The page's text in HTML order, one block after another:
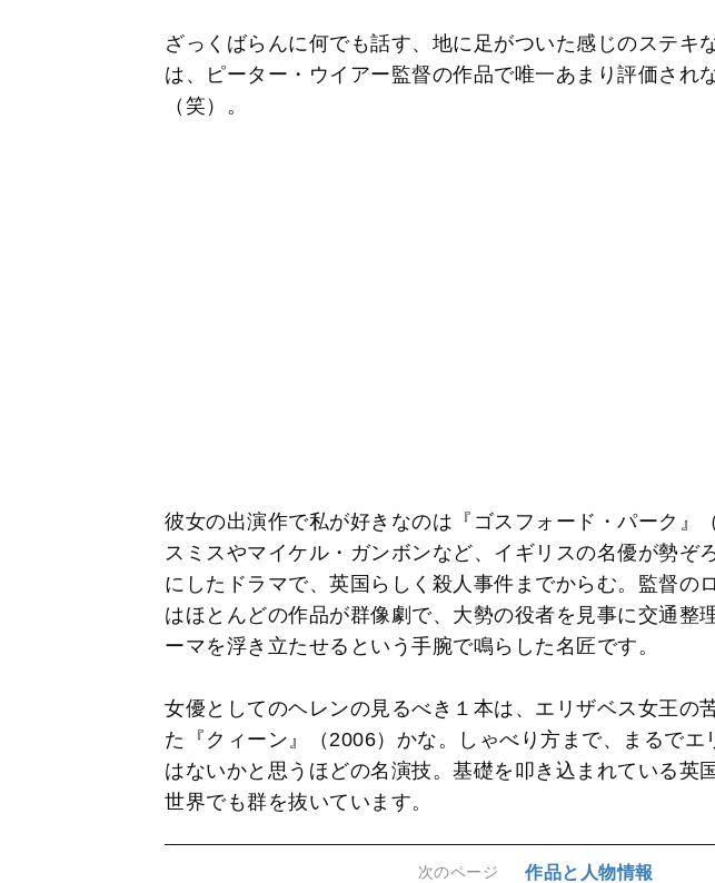
ざっくばらんに何でも話す、地に足がついた感じのステキ
は、ピーター・ウイアー監督の作品で唯一あまり評価され
（笑）。
彼女の出演作で私が好きなのは『ゴスフォード・パーク』
スミスやマイケル・ガンボンなど、イギリスの名優が勢ぞ
にしたドラマで、英国らしく殺人事件までからむ。監督の
はほとんどの作品が群像劇で、大勢の役者を見事に交通整
ーマを浮き立たせるという手腕で鳴らした名匠です。
女優としてのヘレンの見るべき１本は、エリザベス女王の
た『クィーン』（2006）かな。しゃべり方まで、まるでエ
はないかと思うほどの名演技。基礎を叩き込まれている英
世界でも群を抜いています。
次のページ 作品と人物情報